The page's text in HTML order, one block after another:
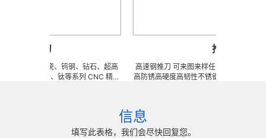
订做陶瓷、钨钢、钻石、超高
、钛合金、钛等系列 CNC 精密
高效率、低成本的应用。
推刀
高速钢推刀 可来图来样任意订做陶瓷、钨钢、
高防锈高硬度高韧性不锈钢、钛合金、钛等系
长、超薄、超耐磨、耐冲击、高精密度、组合
工，具有完美的刃口品质和高可至士
0.5um) 的尺寸公差，实现高效率、低成本的
信息
填写此表格，我们会尽快回复您。